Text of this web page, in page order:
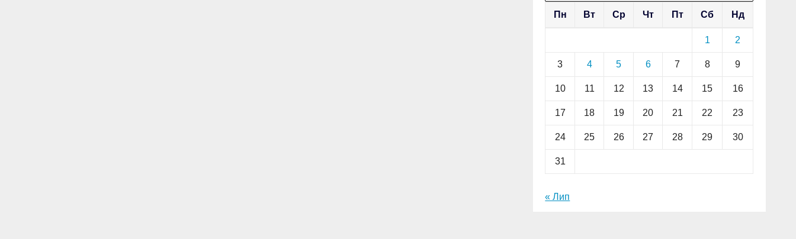
Пн Вт Ср Чт Пт Сб Нд
1 2
3 4 5 6 7 8 9
10 11 12 13 14 15 16
17 18 19 20 21 22 23
24 25 26 27 28 29 30
31
« Лип